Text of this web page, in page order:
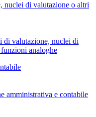
nuclei di valutazione o altri
di valutazione, nuclei di
analoghe
amministrativa e contabile